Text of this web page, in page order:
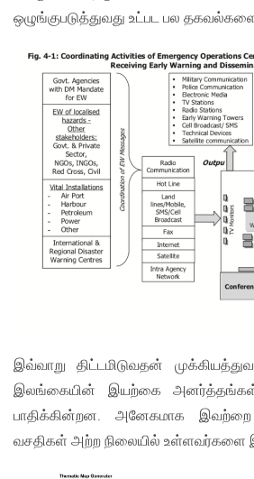
ஒழுங்குபடுத்துவது உட்பட பல
இவ்வாறு திட்டமிடுவதன்
இலங்கையின் இயற்கை
பாதிக்கின்றன. அனேகமாக
வசதிகள் அற்ற நிலையில் உள்ளவர்களை